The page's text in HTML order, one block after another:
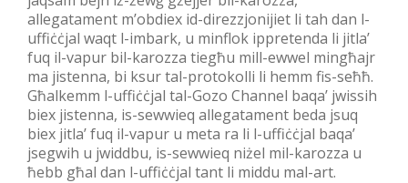
allegatament m’obdiex id-direzzjonijiet li tah dan l-
uffiċċjal waqt l-imbark, u minflok ippretenda li jitla’
fuq il-vapur bil-karozza tiegħu mill-ewwel mingħajr
ma jistenna, bi ksur tal-protokolli li hemm fis-seħħ.
Għalkemm l-uffiċċjal tal-Gozo Channel baqa’ jwissih
biex jistenna, is-sewwieq allegatament beda jsuq
biex jitla’ fuq il-vapur u meta ra li l-uffiċċjal baqa’
jsegwih u jwiddbu, is-sewwieq niżel mil-karozza u
ħebb għal dan l-uffiċċjal tant li middu mal-art.